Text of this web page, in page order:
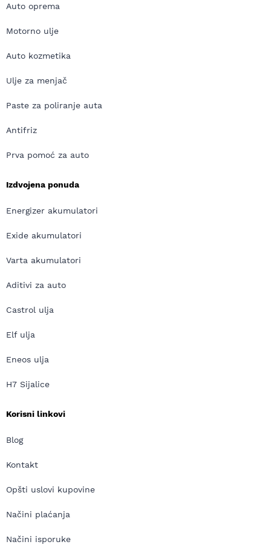
Auto oprema
Motorno ulje
Auto kozmetika
Ulje za menjač
Paste za poliranje auta
Antifriz
Prva pomoć za auto
Izdvojena ponuda
Energizer akumulatori
Exide akumulatori
Varta akumulatori
Aditivi za auto
Castrol ulja
Elf ulja
Eneos ulja
H7 Sijalice
Korisni linkovi
Blog
Kontakt
Opšti uslovi kupovine
Načini plaćanja
Načini isporuke